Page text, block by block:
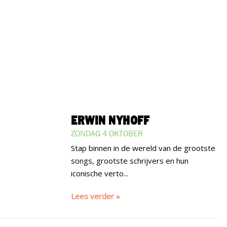
ERWIN NYHOFF
ZONDAG 4 OKTOBER
Stap binnen in de wereld van de grootste
songs, grootste schrijvers en hun
iconische verto...
Lees verder »